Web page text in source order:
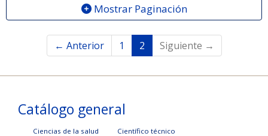
Mostrar Paginación
← Anterior 1 2 Siguiente →
Catálogo general
Ciencias de la salud
Científico técnico